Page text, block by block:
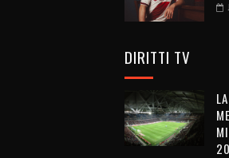
DIRITTI TV